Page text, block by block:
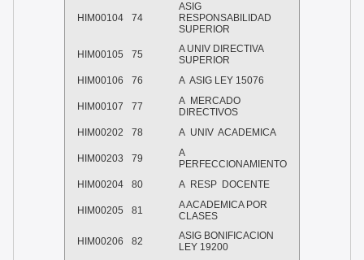
HIM00104 74
ASIG
RESPONSABILIDAD
SUPERIOR
HIM00105 75
A UNIV DIRECTIVA
SUPERIOR
HIM00106
76 A ASIG LEY 15076
HIM00107 77
A MERCADO
DIRECTIVOS
HIM00202
78 A UNIV ACADEMICA
HIM00203 79
A
PERFECCIONAMIENTO
HIM00204
80 A RESP DOCENTE
HIM00205 81
A ACADEMICA POR
CLASES
HIM00206 82
ASIG BONIFICACION
LEY 19200